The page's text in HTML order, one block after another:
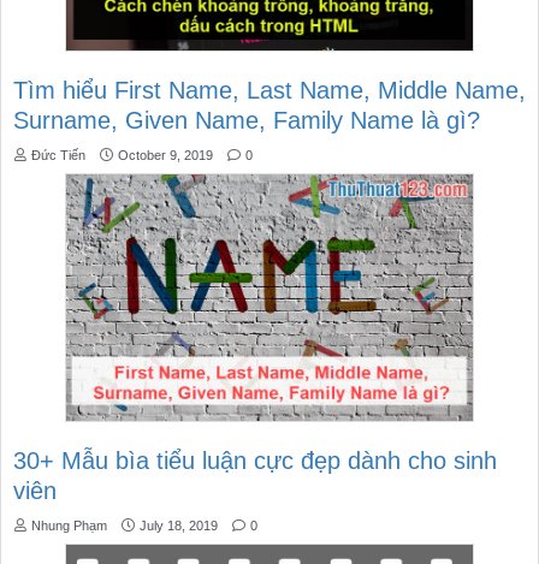
Tìm hiểu First Name, Last Name, Middle Name,
Surname, Given Name, Family Name là gì?
Đức Tiến October 9, 2019 0
30+ Mẫu bìa tiểu luận cực đẹp dành cho sinh
viên
Nhung Phạm July 18, 2019 0